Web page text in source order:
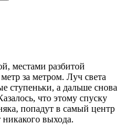
местами разбитой
за метром. Луч света
ступеньки, а дальше снова
что этому спуску
попадут в самый центр
никакого выхода.